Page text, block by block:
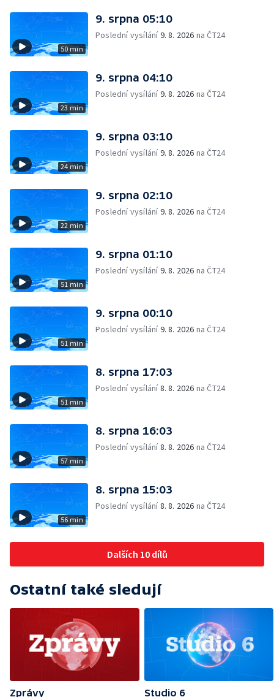
50 min
9. srpna 05:10
Poslední vysílání9. 8. 2026 na ČT24
23 min
9. srpna 04:10
Poslední vysílání9. 8. 2026 na ČT24
24 min
9. srpna 03:10
Poslední vysílání9. 8. 2026 na ČT24
22 min
9. srpna 02:10
Poslední vysílání9. 8. 2026 na ČT24
51 min
9. srpna 01:10
Poslední vysílání9. 8. 2026 na ČT24
51 min
9. srpna 00:10
Poslední vysílání9. 8. 2026 na ČT24
51 min
8. srpna 17:03
Poslední vysílání8. 8. 2026 na ČT24
57 min
8. srpna 16:03
Poslední vysílání8. 8. 2026 na ČT24
56 min
8. srpna 15:03
Poslední vysílání8. 8. 2026 na ČT24
Dalších 10 dílů
Ostatní také sledují
Zprávy
Studio 6